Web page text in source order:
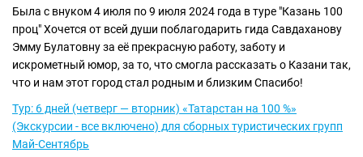
Была с внуком 4 июля по 9 июля 2024 года в туре "Казань 100
проц" Хочется от всей души поблагодарить гида Савдаханову
Эмму Булатовну за еë прекрасную работу, заботу и
искрометный юмор, за то, что смогла рассказать о Казани так,
что и нам этот город стал родным и близким Спасибо!
Тур: 6 дней (четверг — вторник) «Татарстан на 100 %»
(Экскурсии - все включено) для сборных туристических групп
Май-Сентябрь